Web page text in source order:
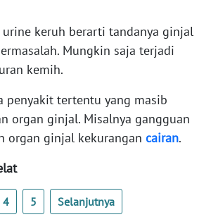
keruh berarti tandanya ginjal
Mungkin saja terjadi
kemih.
penyakit tertentu yang masib
organ ginjal. Misalnya gangguan
organ ginjal kekurangan cairan.
4 5 Selanjutnya